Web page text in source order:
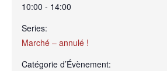
10:00 - 14:00
Series:
Marché – annulé !
Catégorie d’Évènement: